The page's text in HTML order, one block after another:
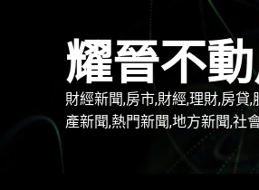
耀晉不
財經新聞,房市,財經,理財,房貸
產新聞,熱門新聞,地方新聞,社